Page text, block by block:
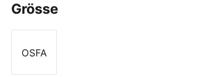
Grösse
Größe
OSFA